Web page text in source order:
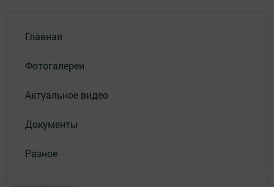
Главная
Фотогалереи
Актуальное видео
Документы
Разное